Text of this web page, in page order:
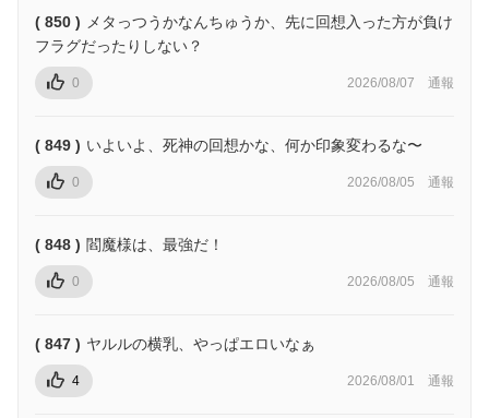
( 850 )
メタっつうかなんちゅうか、先に回想入った方が負け
フラグだったりしない？
0 2026/08/07 通報
( 849 ) いよいよ、死神の回想かな、何か印象変わるな〜
0 2026/08/05 通報
( 848 ) 閻魔様は、最強だ！
0 2026/08/05 通報
( 847 ) ヤルルの横乳、やっぱエロいなぁ
4 2026/08/01 通報